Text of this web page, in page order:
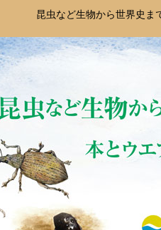
昆虫など生物から世界史ま